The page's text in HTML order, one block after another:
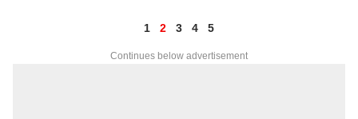
1 2 3 4 5
Continues below advertisement